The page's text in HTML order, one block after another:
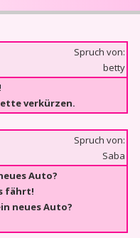
Spruch von:
betty
verkürzen.
Spruch von:
Saba
Auto?
fährt!
neues Auto?